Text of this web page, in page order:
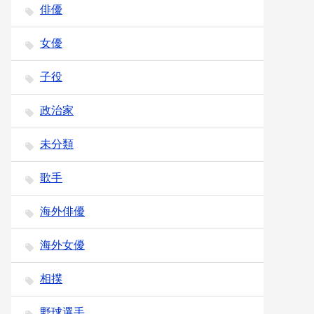
俳優
女優
子役
政治家
未分類
歌手
海外俳優
海外女優
相撲